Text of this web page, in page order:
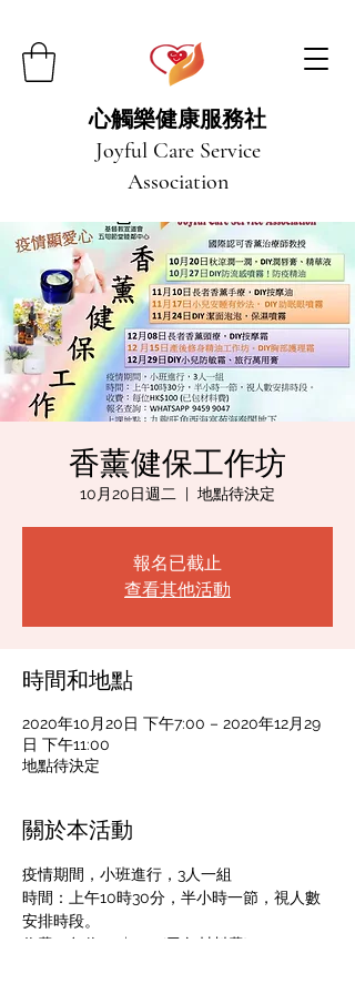
心觸樂健康服務社
Joyful Care Service
Association
香薰健保工作坊
10月20日週二
  |
地點待決定
報名已截止
查看其他活動
時間和地點
2020年10月20日 下午7:00 – 2020年12月29
日 下午11:00
地點待決定
關於本活動
疫情期間，小班進行，3人一組
時間：上午10時30分，半小時一節，視人數
安排時段。
收費：每位HK$100 (已包材料費)